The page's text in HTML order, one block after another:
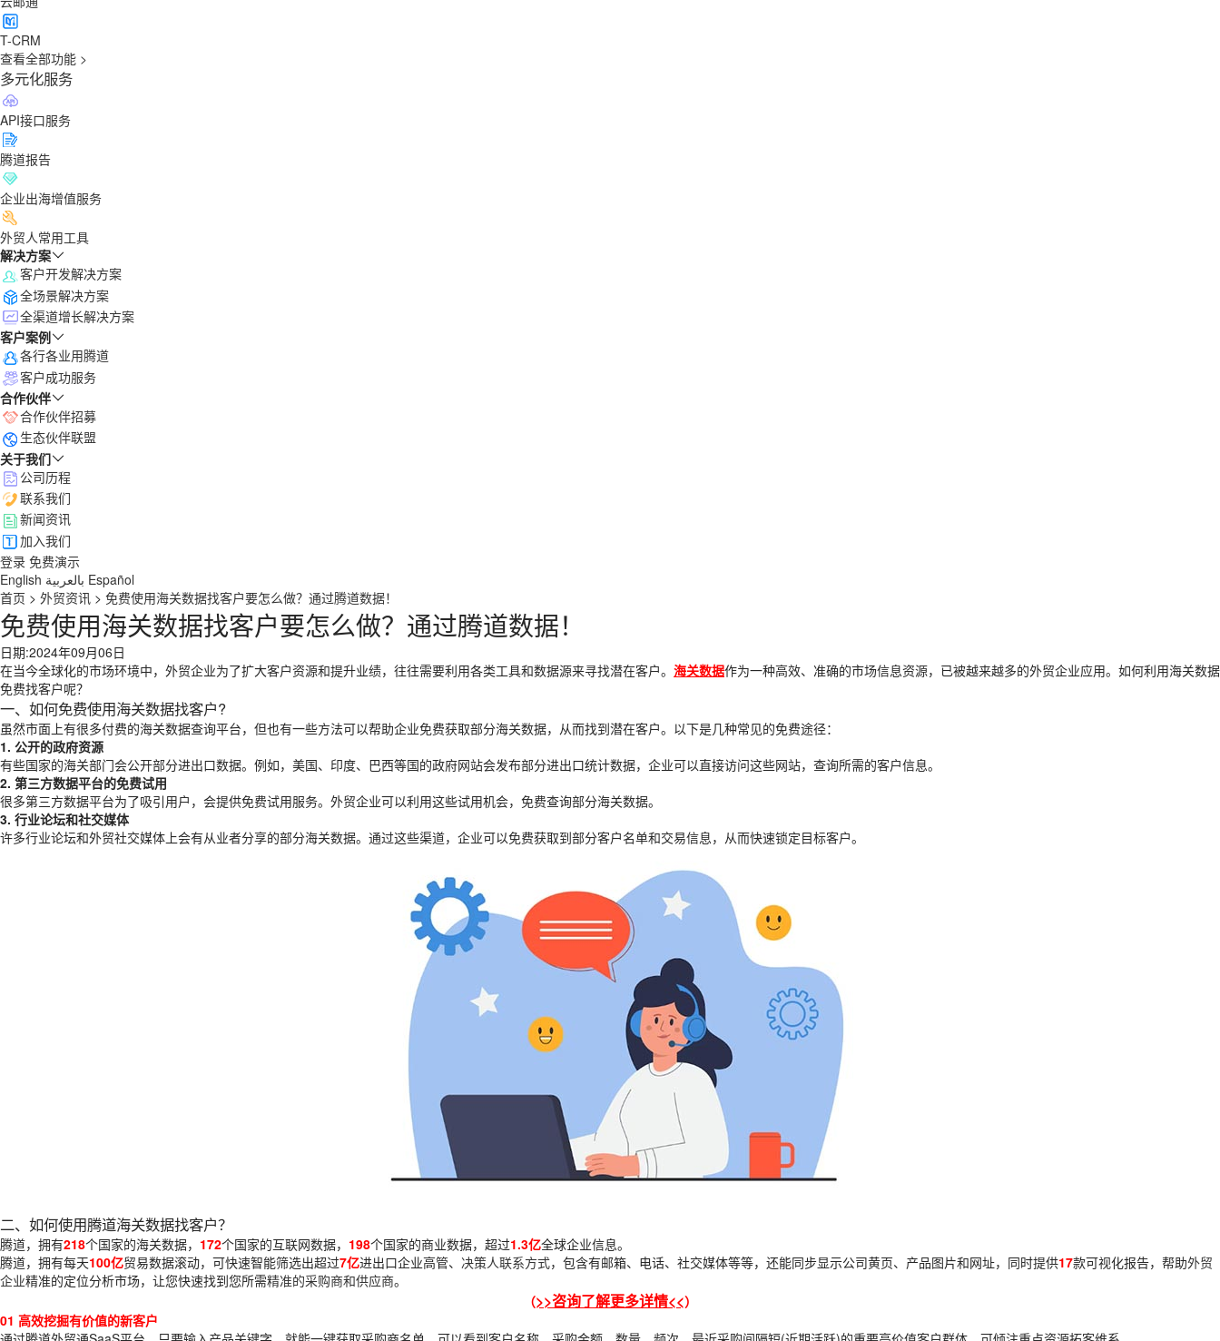
T-CRM
查看全部功能 >
多元化服务
API接口服务
腾道报告
企业出海增值服务
外贸人常用工具
解决方案
客户开发解决方案
全场景解决方案
全渠道增长解决方案
客户案例
各行各业用腾道
客户成功服务
合作伙伴
合作伙伴招募
生态伙伴联盟
关于我们
公司历程
联系我们
新闻资讯
加入我们
登录 免费演示
English بالعربية Español
首页 > 外贸资讯 > 免费使用海关数据找客户要怎么做？通过腾道数据！
免费使用海关数据找客户要怎么做？通过腾道数据！
日期:2024年09月06日
在当今全球化的市场环境中，外贸企业为了扩大客户资源和提升业绩，往往需要利用各类工具和数据源来寻找潜在客户。 海关数据作为一种高效、准确的市场信息资源，已被越来越多的外贸企业应用。如何利用海关数据
免费找客户呢？
一、如何免费使用海关数据找客户?
虽然市面上有很多付费的海关数据查询平台，但也有一些方法可以帮助企业免费获取部分海关数据，从而找到潜在客户。以下是几种常见的免费途径：
1. 公开的政府资源
有些国家的海关部门会公开部分进出口数据。例如，美国、印度、巴西等国的政府网站会发布部分进出口统计数据，企业可以直接访问这些网站，查询所需的客户信息。
2. 第三方数据平台的免费试用
很多第三方数据平台为了吸引用户，会提供免费试用服务。外贸企业可以利用这些试用机会，免费查询部分海关数据。
3. 行业论坛和社交媒体
许多行业论坛和外贸社交媒体上会有从业者分享的部分海关数据。通过这些渠道，企业可以免费获取到部分客户名单和交易信息，从而快速锁定目标客户。
二、如何使用腾道海关数据找客户？
腾道，拥有218个国家的海关数据， 172个国家的互联网数据， 198个国家的商业数据，超过1.3亿全球企业信息。
腾道，拥有每天100亿贸易数据滚动，可快速智能筛选出超过7亿进出口企业高管、 决策人联系方式，包含有邮箱、电话、社交媒体等等，还能同步显示公司黄页、产品图片和网址，同时提供17款可视化报告，帮助外贸
企业精准的定位分析市场，让您快速找到您所需精准的采购商和供应商。
（>>咨询了解更多详情<<）
01 高效挖掘有价值的新客户